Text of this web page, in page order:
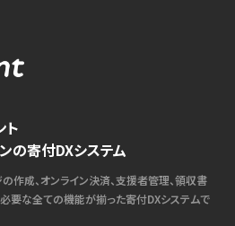
ト
の寄付DXシステム
作成、オンライン決済、支援者管理、領収書
要な全ての機能が揃った寄付DXシステムで